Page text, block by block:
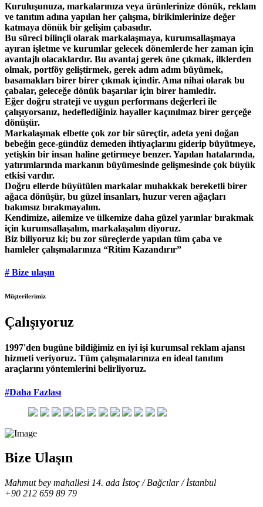
Kuruluşunuza, markalarınıza veya ürünlerinize dönük, reklam
ve tanıtım adına yapılan her çalışma, birikimlerinize değer
katmaya dönük bir gelişim çabasıdır.
Bu süreci bilinçli olarak markalaşmaya, kurumsallaşmaya
ayıran işletme ve kurumlar gelecek dönemlerde her zaman için
avantajlı olacaklardır. Bu avantaj gerek öne çıkmak, ilklerden
olmak, portföy geliştirmek, gerek adım adım büyümek,
basamakları birer birer çıkmak içindir. Ama nihai olarak bu
çabalar, geleceğe dönük başarılar için birer hamledir.
Eğer doğru strateji ve uygun performans değerleri ile
çalışıyorsanız, hedeflediğiniz hayaller kaçınılmaz birer gerçeğe
dönüşür.
Markalaşmak elbette çok zor bir süreçtir, adeta yeni doğan
bebeğin gece-gündüz demeden ihtiyaçlarını giderip büyütmeye,
yetişkin bir insan haline getirmeye benzer. Yapılan hatalarında,
yatırımlarında markanın büyümesinde gelişmesinde çok büyük
etkisi vardır.
Doğru ellerde büyütülen markalar muhakkak bereketli birer
ağaca dönüşür, bu güzel insanları, huzur veren ağaçları
bakımsız bırakmayalım.
Kendimize, ailemize ve ülkemize daha güzel yarınlar bırakmak
için kurumsallaşalım, markalaşalım diyoruz.
Biz biliyoruz ki; bu zor süreçlerde yapılan tüm çaba ve
hamleler çalışmalarınıza “Ritim Kazandırır”
# Bize ulaşın
Müşterilerimiz
Çalışıyoruz
1997'den bugüne bildiğimiz en iyi işi kurumsal reklam ajansı
hizmeti veriyoruz. Tüm çalışmalarınıza en ideal tanıtım
araçlarını yöntemlerini belirliyoruz.
#Daha Fazlası
Bize Ulaşın
Mahmut bey mahallesi 14. ada İstoç / Bağcılar / İstanbul
+90 212 659 89 79